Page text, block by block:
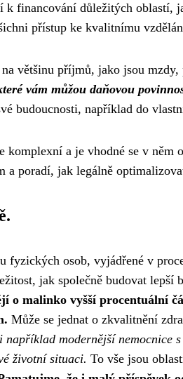
k financování důležitých oblastí,
přístup ke kvalitnímu
na většinu příjmů, jako jsou
vám můžou daňovou
budoucnosti, například do
komplexní a je vhodné se v
a poradí, jak legálně
fyzických osob, vyjádřené v
jak společně budovat lepší
o malinko vyšší procentuální
Může se jednat o zkvalitnění
například modernější nemocnice
životní situaci. To vše jsou